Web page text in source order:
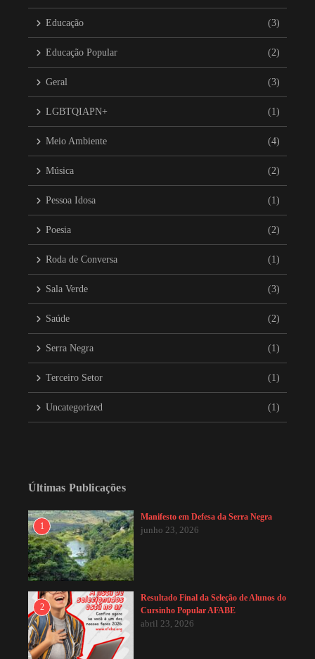
Educação (3)
Educação Popular (2)
Geral (3)
LGBTQIAPN+ (1)
Meio Ambiente (4)
Música (2)
Pessoa Idosa (1)
Poesia (2)
Roda de Conversa (1)
Sala Verde (3)
Saúde (2)
Serra Negra (1)
Terceiro Setor (1)
Uncategorized (1)
Últimas Publicações
1
Manifesto em Defesa da Serra Negra
junho 23, 2026
2
Resultado Final da Seleção de Alunos do
Cursinho Popular AFABE
abril 23, 2026